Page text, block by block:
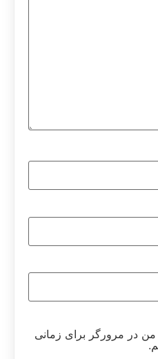
من در مرورگر برای زمانی